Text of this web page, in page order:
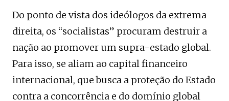
Do ponto de vista dos ideólogos da extrema
direita, os “socialistas” procuram destruir a
nação ao promover um supra-estado global.
Para isso, se aliam ao capital financeiro
internacional, que busca a proteção do Estado
contra a concorrência e do domínio global